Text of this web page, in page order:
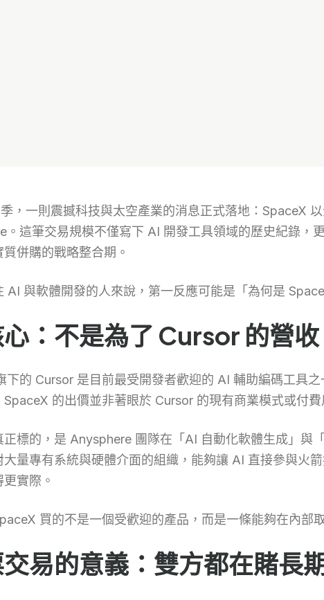
，一則震撼科技與太空產業的消息正式落地：SpaceX
。這筆交易規模不僅寫下 AI 開發工具領域的歷史紀錄
併購的戰略整合期。
AI 與軟體開發的人來說，第一反應可能是「為何是
：不是為了 Cursor 的營
下的 Cursor 是目前最受開發者歡迎的 AI 輔助編碼工具
SpaceX 的出價並非著眼於 Cursor 的現有商業模式或付費
正標的，是 Anysphere 團隊在「AI 自動化軟體生成」與
大量專有系統與硬體介面的組織，能夠讓 AI 直接參與火
實際。
買的不是一個受歡迎的產品，而是一條能夠在內部
易的意義：雙方都在賭長